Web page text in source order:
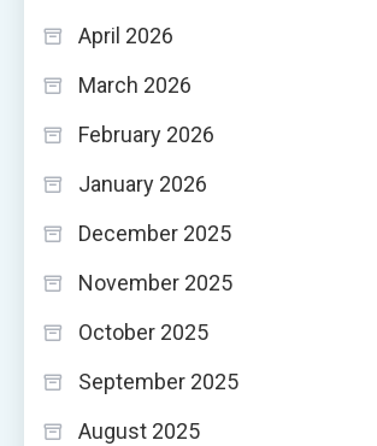
April 2026
March 2026
February 2026
January 2026
December 2025
November 2025
October 2025
September 2025
August 2025